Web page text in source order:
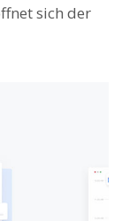
sich der